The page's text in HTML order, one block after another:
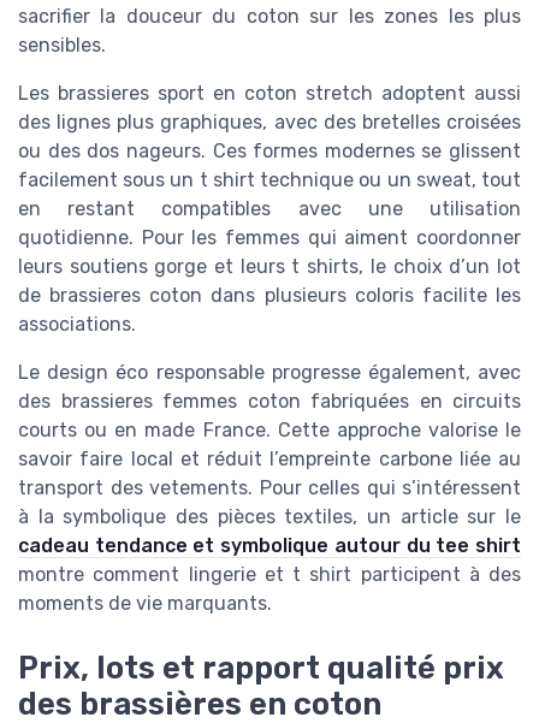
sacrifier la douceur du coton sur les zones les plus
sensibles.
Les brassieres sport en coton stretch adoptent aussi
des lignes plus graphiques, avec des bretelles croisées
ou des dos nageurs. Ces formes modernes se glissent
facilement sous un t shirt technique ou un sweat, tout
en restant compatibles avec une utilisation
quotidienne. Pour les femmes qui aiment coordonner
leurs soutiens gorge et leurs t shirts, le choix d’un lot
de brassieres coton dans plusieurs coloris facilite les
associations.
Le design éco responsable progresse également, avec
des brassieres femmes coton fabriquées en circuits
courts ou en made France. Cette approche valorise le
savoir faire local et réduit l’empreinte carbone liée au
transport des vetements. Pour celles qui s’intéressent
à la symbolique des pièces textiles, un article sur le
cadeau tendance et symbolique autour du tee shirt
montre comment lingerie et t shirt participent à des
moments de vie marquants.
Prix, lots et rapport qualité prix
des brassières en coton